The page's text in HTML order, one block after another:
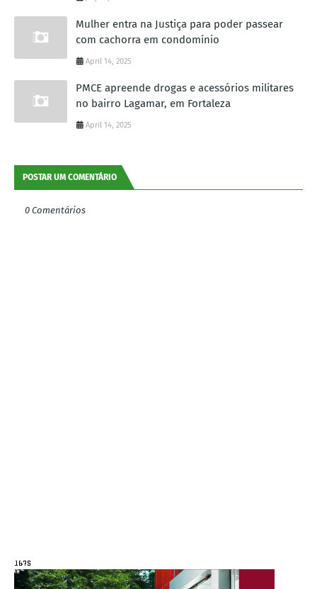
Mulher entra na Justiça para poder passear
com cachorra em condomínio
April 14, 2025
PMCE apreende drogas e acessórios militares
no bairro Lagamar, em Fortaleza
April 14, 2025
POSTAR UM COMENTÁRIO
0 Comentários